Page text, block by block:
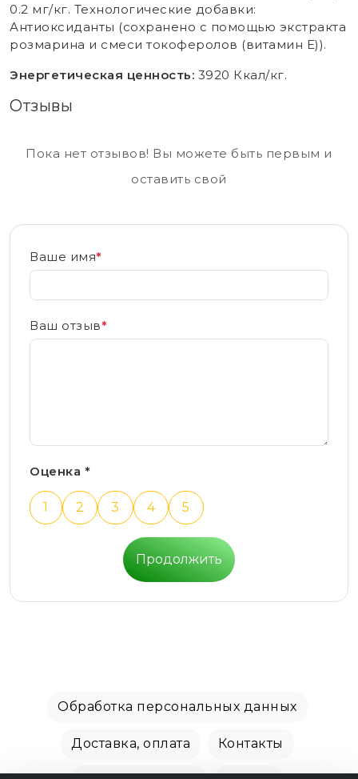
0.2 мг/кг. Технологические добавки:
Антиоксиданты (сохранено с помощью экстракта
розмарина и смеси токоферолов (витамин Е)).
Энергетическая ценность: 3920 Ккал/кг.
Отзывы
Пока нет отзывов! Вы можете быть первым и
оставить свой
Ваше имя*
Ваш отзыв*
Оценка *
1 2 3 4 5
Продолжить
Обработка персональных данных
Доставка, оплата Контакты